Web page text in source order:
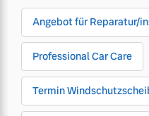
Zubehörkatalog
Aktuelle
Service by Volvo
Zubehörkatalog
Aktuelle
Service by Volvo
Angebot für Reparatur/
Professional Car Care
Termin